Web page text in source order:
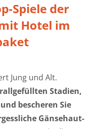
Spiele der
Hotel im
Jung und Alt.
Stadien,
bescheren Sie
Gänsehaut-